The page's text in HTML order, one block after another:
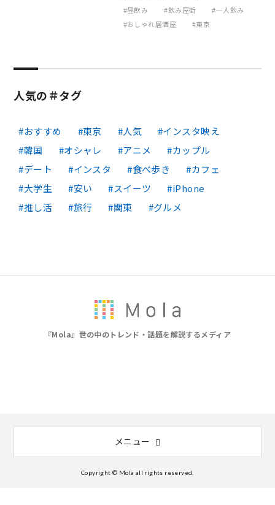
昼飲み 飲み屋街
一人飲み
おしゃれ居酒屋
東京
人気の＃タグ
おすすめ 東京 人気
インスタ映え
韓国
オシャレ アニメ
カップル
デート
インスタ 食べ歩き
カフェ
大学生
安い スイーツ
iPhone
推し活
旅行 関東 グルメ
『Mola』世の中のトレンド・話題を解説するメディア
メニュー
Copyright © Mola all rights reserved.